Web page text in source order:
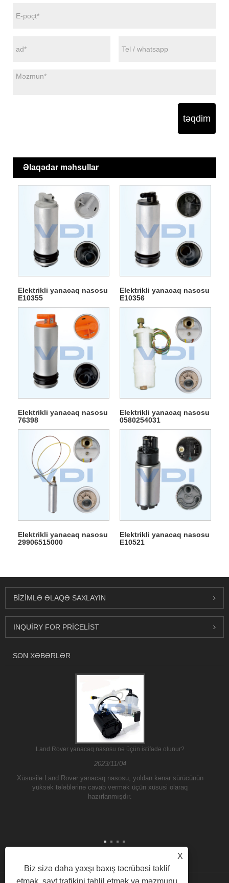
təqdim
Əlaqədar məhsullar
Elektrikli yanacaq nasosu
E10355
Elektrikli yanacaq nasosu
E10356
Elektrikli yanacaq nasosu
76398
Elektrikli yanacaq nasosu
0580254031
Elektrikli yanacaq nasosu
29906515000
Elektrikli yanacaq nasosu
E10521
BIZIMLƏ ƏLAQƏ SAXLAYIN
INQUIRY FOR PRICELIST
SON XƏBƏRLƏR
Land Rover yanacaq nasosu nə üçün istifadə olunur?
2023/11/04
Xüsusilə Land Rover yanacaq nasosu, yoldan kənar sürücünün
yüksək tələblərinə cavab vermək üçün xüsusi olaraq
hazırlanmışdır.
X
Biz sizə daha yaxşı baxış təcrübəsi təklif
etmək, sayt trafikini təhlil etmək və məzmunu